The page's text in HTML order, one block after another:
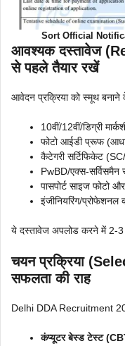
Sort Official
आवश्यक दस्तावेज
से पहले तैयार रखें
आवेदन प्रक्रिया को स्मूथ
10वीं/12वीं/डिग्री
फोटो आईडी प्रूफ
कैटेगरी सर्टिफिकेट
PwBD/एक्स-सर्विसमैन
पासपोर्ट साइज फोटो
इंजीनियरिंग/प्रोफेशनल
ये दस्तावेज अपलोड करने में 2-3
चयन प्रक्रिया
सफलता की राह
Delhi DDA Recruitment
कंप्यूटर बेस्ड टेस्ट